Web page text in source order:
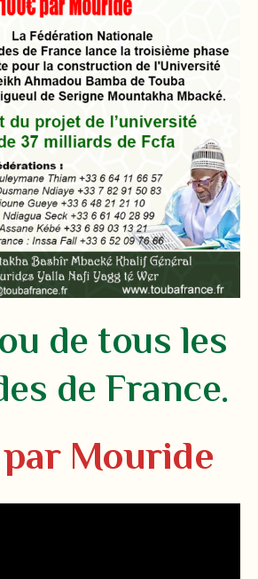
de tous les
de France.
Mouride